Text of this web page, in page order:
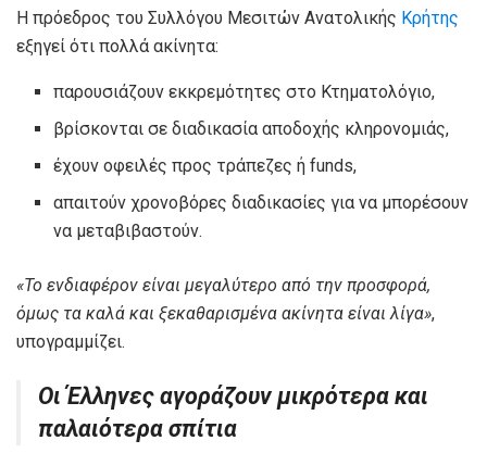
Η πρόεδρος του Συλλόγου Μεσιτών Ανατολικής Κρήτης
εξηγεί ότι πολλά ακίνητα:
παρουσιάζουν εκκρεμότητες στο Κτηματολόγιο,
βρίσκονται σε διαδικασία αποδοχής κληρονομιάς,
έχουν οφειλές προς τράπεζες ή funds,
απαιτούν χρονοβόρες διαδικασίες για να μπορέσουν
να μεταβιβαστούν.
«Το ενδιαφέρον είναι μεγαλύτερο από την προσφορά,
όμως τα καλά και ξεκαθαρισμένα ακίνητα είναι λίγα»,
υπογραμμίζει.
Οι Έλληνες αγοράζουν μικρότερα και
παλαιότερα σπίτια